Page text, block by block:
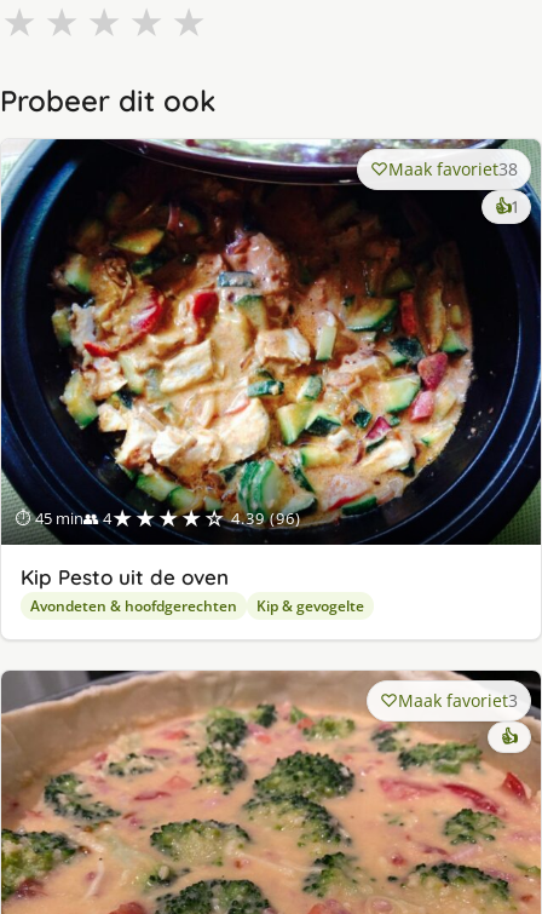
★ ★ ★ ★ ★
Probeer dit ook
⏱ 45 min👥 4★★★★☆ 4.39 (96)
Maak favoriet38
👍1
Kip Pesto uit de oven
Avondeten & hoofdgerechten Kip & gevogelte
Maak favoriet3
👍